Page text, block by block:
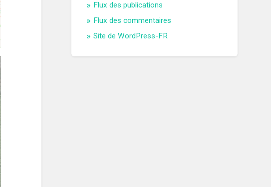
Flux des publications
Flux des commentaires
Site de WordPress-FR